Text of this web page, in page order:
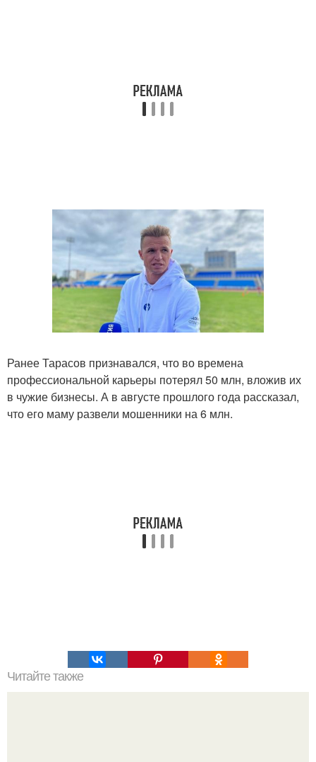
Ранее Тарасов признавался, что во времена
профессиональной карьеры потерял 50 млн, вложив их
в чужие бизнесы. А в августе прошлого года рассказал,
что его маму развели мошенники на 6 млн.
Читайте также